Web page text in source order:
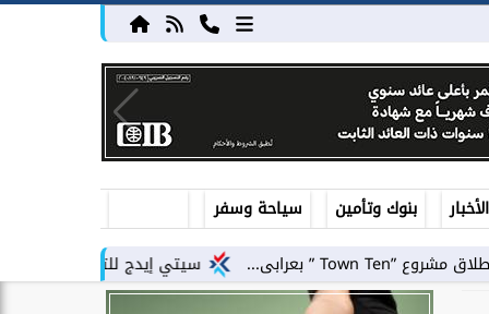
بنوك وتأمين
سياحة وسفر
سيتي إيدج للتطوير العقاري توقع شراكة